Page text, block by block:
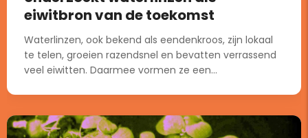
eiwitbron van de toekomst
Waterlinzen, ook bekend als eendenkroos, zijn lokaal
te telen, groeien razendsnel en bevatten verrassend
veel eiwitten. Daarmee vormen ze een...